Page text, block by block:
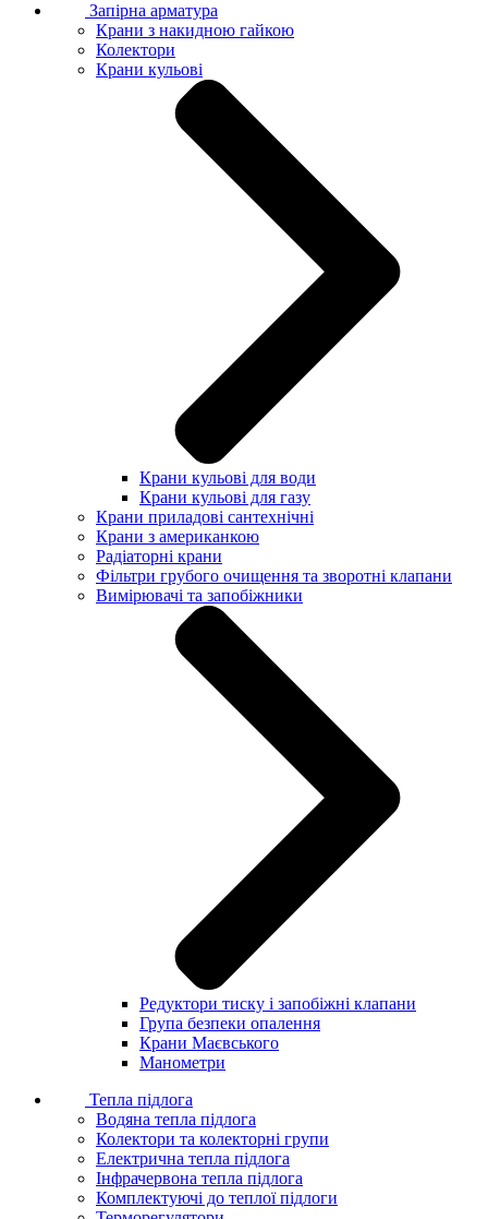
Запірна арматура
Крани з накидною гайкою
Колектори
Крани кульові
Крани кульові для води
Крани кульові для газу
Крани приладові сантехнічні
Крани з американкою
Радіаторні крани
Фільтри грубого очищення та зворотні клапани
Вимірювачі та запобіжники
Редуктори тиску і запобіжні клапани
Група безпеки опалення
Крани Маєвського
Манометри
Тепла підлога
Водяна тепла підлога
Колектори та колекторні групи
Електрична тепла підлога
Інфрачервона тепла підлога
Комплектуючі до теплої підлоги